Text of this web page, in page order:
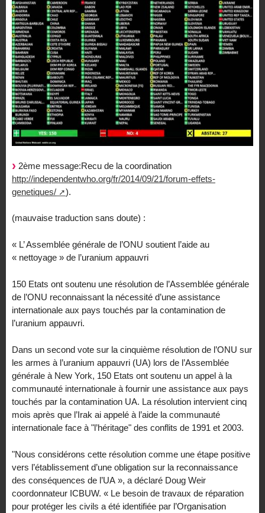
2ème message:Recu de la coordination
http://independentwho.org/fr/2014/09/21/forum-effets-
genetiques/
).
(mauvaise traduction sans doute) :
« L’ Assemblée générale de l’ONU soutient l’aide au
« nettoyage » de l’uranium appauvri
150 Etats ont soutenu une résolution de l’Assemblée générale
de l’ONU reconnaissant la nécessité d’une assistance
internationale aux pays touchés par la contamination de
l’uranium appauvri.
Dans un second vote sur la cinquième résolution de l’ONU sur
les armes à l’uranium appauvri (UA) lors de l’Assemblée
générale à New York, 150 Etats ont soutenu un appel à la
communauté internationale à fournir une assistance aux pays
touchés par la contamination UA. La résolution intervient cinq
mois après que l’Irak ai appelé à l’aide la communauté
internationale face à "l’héritage" des conflits de 1991 et 2003.
"Nous considérons cette résolution comme une étape positive
vers l’établissement d’une obligation sur la reconnaissance
des conséquences de l’UA », a déclaré Doug Weir
coordonnateur ICBUW. « Le besoin de travaux de réparation
pour protéger les civils a été identifiée par l’Organisation